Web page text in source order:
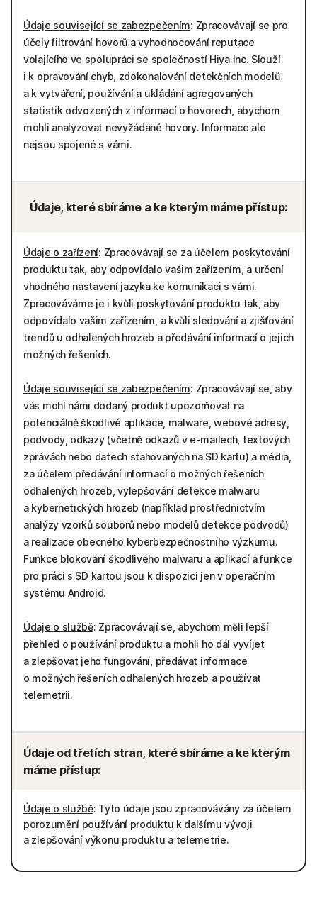
Údaje související se zabezpečením: Zpracovávají se pro
účely filtrování hovorů a vyhodnocování reputace
volajícího ve spolupráci se společností Hiya Inc. Slouží
i k opravování chyb, zdokonalování detekčních modelů
a k vytváření, používání a ukládání agregovaných
statistik odvozených z informací o hovorech, abychom
mohli analyzovat nevyžádané hovory. Informace ale
nejsou spojené s vámi.
Údaje, které sbíráme a ke kterým máme přístup:
Údaje o zařízení: Zpracovávají se za účelem poskytování
produktu tak, aby odpovídalo vašim zařízením, a určení
vhodného nastavení jazyka ke komunikaci s vámi.
Zpracováváme je i kvůli poskytování produktu tak, aby
odpovídalo vašim zařízením, a kvůli sledování a zjišťování
trendů u odhalených hrozeb a předávání informací o jejich
možných řešeních.
Údaje související se zabezpečením: Zpracovávají se, aby
vás mohl námi dodaný produkt upozorňovat na
potenciálně škodlivé aplikace, malware, webové adresy,
podvody, odkazy (včetně odkazů v e-mailech, textových
zprávách nebo datech stahovaných na SD kartu) a média,
za účelem předávání informací o možných řešeních
odhalených hrozeb, vylepšování detekce malwaru
a kybernetických hrozeb (například prostřednictvím
analýzy vzorků souborů nebo modelů detekce podvodů)
a realizace obecného kyberbezpečnostního výzkumu.
Funkce blokování škodlivého malwaru a aplikací a funkce
pro práci s SD kartou jsou k dispozici jen v operačním
systému Android.
Údaje o službě: Zpracovávají se, abychom měli lepší
přehled o používání produktu a mohli ho dál vyvíjet
a zlepšovat jeho fungování, předávat informace
o možných řešeních odhalených hrozeb a používat
telemetrii.
Údaje od třetích stran, které sbíráme a ke kterým
máme přístup:
Údaje o službě: Tyto údaje jsou zpracovávány za účelem
porozumění používání produktu k dalšímu vývoji
a zlepšování výkonu produktu a telemetrie.